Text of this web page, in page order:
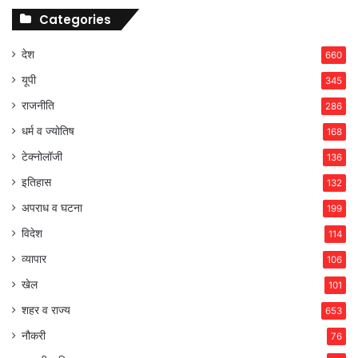
Categories
देश 660
यूपी 345
राजनीति 286
धर्म व ज्योतिष 168
टेक्नोलॉजी 136
इतिहास 132
अपराध व घटना 199
विदेश 114
व्यापार 106
खेल 101
शहर व राज्य 653
नौकरी 76